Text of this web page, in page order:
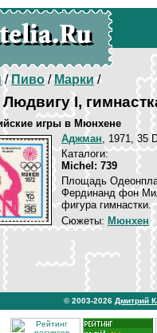
/Пиво/Марки/
I,
игры в Мюнхене
Аджман, 1971, 35
Каталоги:
Michel: 739
Площадь
Фердинанд фон
фигура гимнастки.
Сюжеты: Мюнхен
© 2003-2026 Дмитрий